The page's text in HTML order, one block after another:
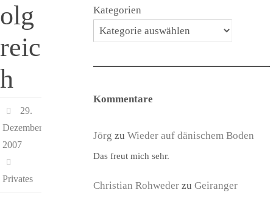
olg
reic
h
29.
Dezember
2007
Privates
Kategorien
Kommentare
Jörg zu Wieder auf dänischem Boden
Das freut mich sehr.
Christian Rohweder zu Geiranger